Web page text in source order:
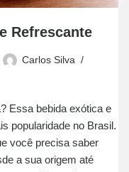
Refrescante
Carlos Silva
Essa bebida exótica e
popularidade no Brasil.
você precisa saber
a sua origem até